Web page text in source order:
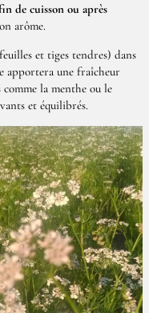
de cuisson ou après
arôme.
et tiges tendres) dans
apportera une fraîcheur
comme la menthe ou le
et équilibrés.